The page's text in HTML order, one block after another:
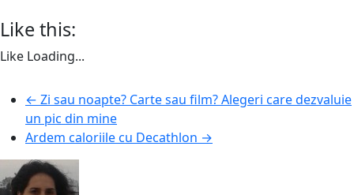
Like this:
Like Loading...
← Zi sau noapte? Carte sau film? Alegeri care dezvaluie
un pic din mine
Ardem caloriile cu Decathlon →